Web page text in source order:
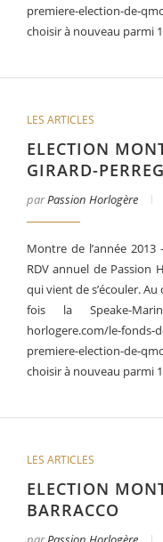
premiere-election-de-
choisir à nouveau parmi
LES ARTICLES
ELECTION
GIRARD-
parPassion Horlogère
Montre de l’année
RDV annuel de Passion
qui vient de s’écouler.
fois la Speake-
horlogere.com/le-fonds-
premiere-election-de-
choisir à nouveau parmi
LES ARTICLES
ELECTION
BARRACCO